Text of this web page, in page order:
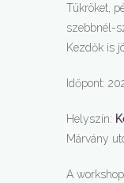
Tükröket,
szebbnél-
Kezdők is
Időpont:
Helyszín:
Márvány
A